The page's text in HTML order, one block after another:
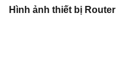
Hình ảnh thiết bị Router